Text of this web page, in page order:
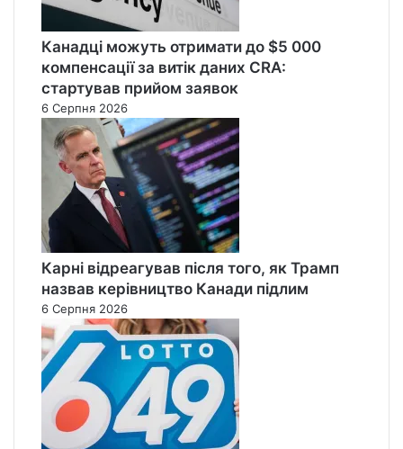
Канадці можуть отримати до $5 000
компенсації за витік даних CRA:
стартував прийом заявок
6 Серпня 2026
Карні відреагував після того, як Трамп
назвав керівництво Канади підлим
6 Серпня 2026